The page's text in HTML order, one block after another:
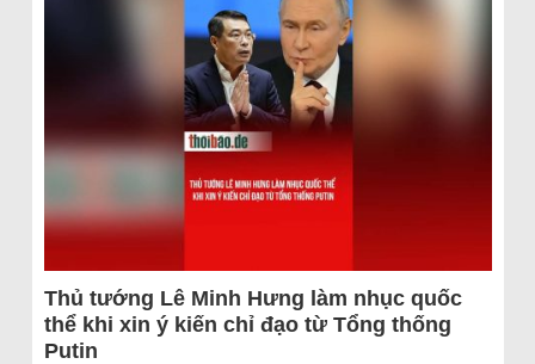
Thủ tướng Lê Minh Hưng làm nhục quốc
thể khi xin ý kiến chỉ đạo từ Tổng thống
Putin